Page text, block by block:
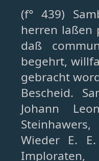
(f° 439)
herren laßen
daß
begehrt,
gebracht
Bescheid.
Johann
Wieder E.